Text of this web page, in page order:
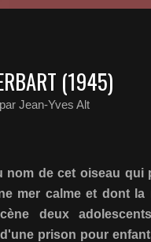
(1945)
par Jean-Yves Alt
nom de cet oiseau qui
mer calme et dont la
deux
prison pour